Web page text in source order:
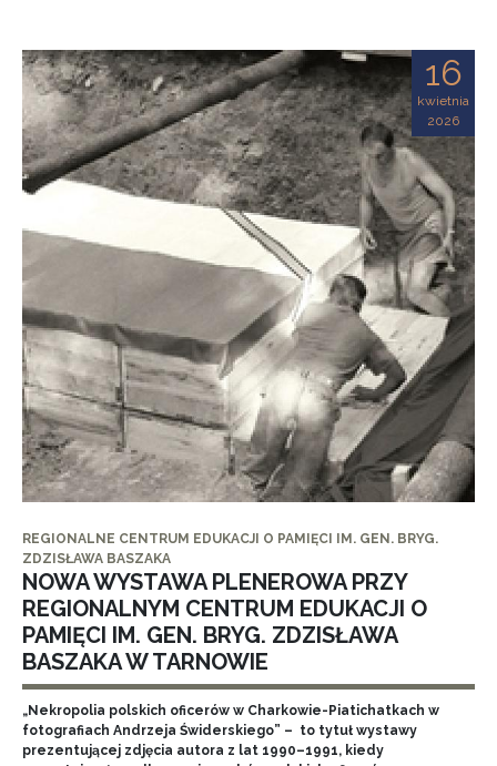
16
kwietnia
2026
REGIONALNE CENTRUM EDUKACJI O PAMIĘCI IM. GEN. BRYG.
ZDZISŁAWA BASZAKA
NOWA WYSTAWA PLENEROWA PRZY
REGIONALNYM CENTRUM EDUKACJI O
PAMIĘCI IM. GEN. BRYG. ZDZISŁAWA
BASZAKA W TARNOWIE
„Nekropolia polskich oficerów w Charkowie-Piatichatkach w
fotografiach Andrzeja Świderskiego” – to tytuł wystawy
prezentującej zdjęcia autora z lat 1990–1991, kiedy